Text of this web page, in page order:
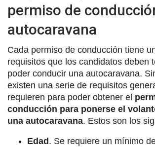
permiso de
autocaravana
Cada permiso de conducción tiene
requisitos que los candidatos deben
poder conducir una autocaravana.
existen una serie de requisitos
requieren para poder obtener el
conducción para ponerse el
una autocaravana. Estos son los
Edad. Se requiere un mínimo